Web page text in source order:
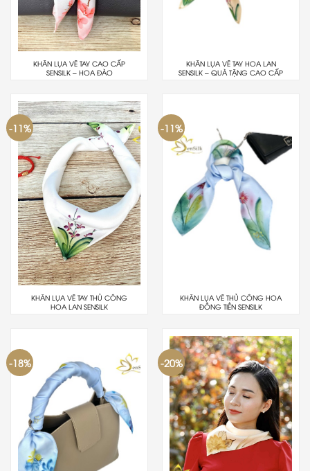
KHĂN LỤA VẼ TAY CAO CẤP
SENSILK – HOA ĐÀO
KHĂN LỤA VẼ TAY HOA LAN
SENSILK – QUÀ TẶNG CAO CẤP
-11%
KHĂN LỤA VẼ TAY THỦ CÔNG
HOA LAN SENSILK
-11%
KHĂN LỤA VẼ THỦ CÔNG HOA
ĐỒNG TIỀN SENSILK
-18% -20%